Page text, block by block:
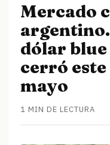
Mercado
dólar
cerró este
mayo
1 MIN DE LECTURA